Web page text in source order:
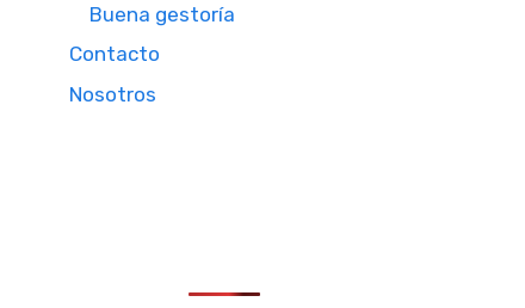
Buena gestoría
Contacto
Nosotros